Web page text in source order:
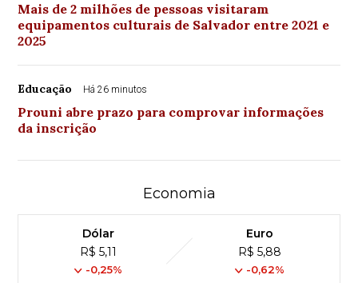
Mais de 2 milhões de pessoas visitaram
equipamentos culturais de Salvador entre 2021 e
2025
Educação Há 26 minutos
Prouni abre prazo para comprovar informações
da inscrição
Economia
Dólar
R$ 5,11
-0,25%
Euro
R$ 5,88
-0,62%